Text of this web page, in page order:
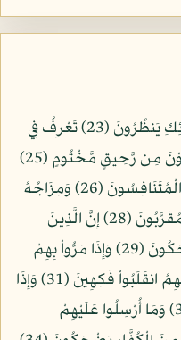
إِنَّ الْأَبْرَارَ لَفِي نَعِيمٍ (22) عَلَى الْأَرَائِكِ يَنظُرُونَ (23) تَعْرِفُ فِي
وُجُوهِهِمْ نَضْرَةَ النَّعِيمِ (24) يُسْقَوْنَ مِن رَّحِيقٍ مَّخْتُومٍ (25)
خِتَامُهُ مِسْكٌ وَفِي ذَلِكَ فَلْيَتَنَافَسِ الْمُتَنَافِسُونَ (26) وَمِزَاجُهُ
مِن تَسْنِيمٍ (27) عَيْنًا يَشْرَبُ بِهَا الْمُقَرَّبُونَ (28) إِنَّ الَّذِينَ
أَجْرَمُوا كَانُواْ مِنَ الَّذِينَ آمَنُوا يَضْحَكُونَ (29) وَإِذَا مَرُّواْ بِهِمْ
يَتَغَامَزُونَ (30) وَإِذَا انقَلَبُواْ إِلَى أَهْلِهِمُ انقَلَبُواْ فَكِهِينَ (31) وَإِذَا
رَأَوْهُمْ قَالُوا إِنَّ هَؤُلَاء لَضَالُّونَ (32) وَمَا أُرْسِلُوا عَلَيْهِمْ